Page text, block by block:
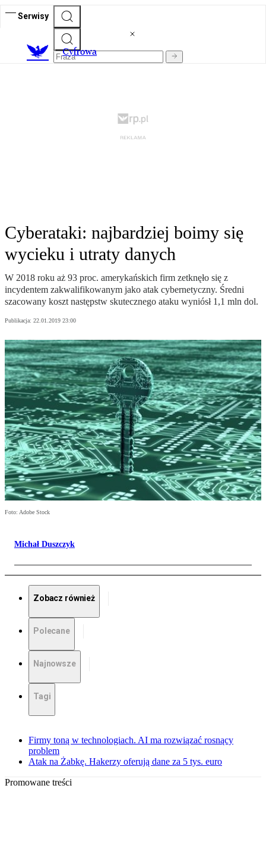
Serwisy
Cyfrowa
Cyberataki: najbardziej boimy się
wycieku i utraty danych
W 2018 roku aż 93 proc. amerykańskich firm zetknęło się z
incydentem zakwalifikowanym jako atak cybernetyczny. Średni
szacowany koszt następstw skutecznego ataku wyniósł 1,1 mln dol.
Publikacja: 22.01.2019 23:00
Foto: Adobe Stock
Michał Duszczyk
Zobacz również
Polecane
Najnowsze
Tagi
Firmy toną w technologiach. AI ma rozwiązać rosnący
problem
Atak na Żabkę. Hakerzy oferują dane za 5 tys. euro
Promowane treści